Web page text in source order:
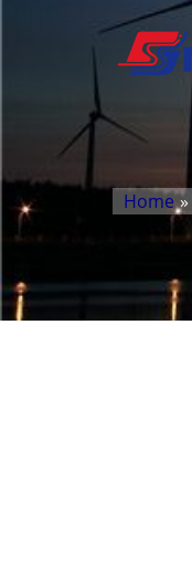
Home »